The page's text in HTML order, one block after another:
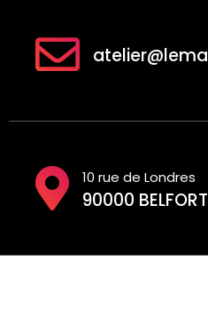
10 rue de Londres
90000 BELFORT